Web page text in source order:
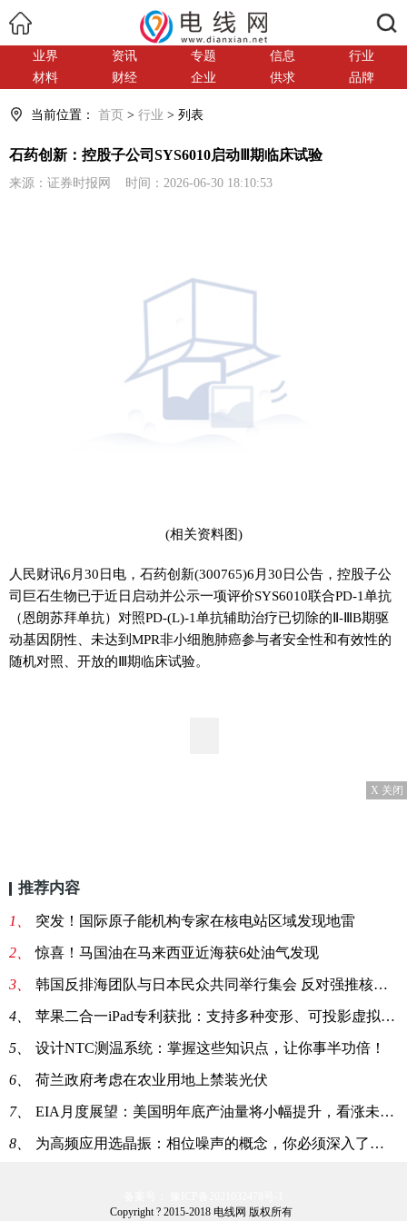
业界 资讯 专题 信息
行业
材料
财经 企业 供求 品牌
当前位置： 首页 > 行业 > 列表
石药创新：控股子公司SYS6010启动Ⅲ期临床试验
来源：证券时报网 时间：2026-06-30 18:10:53
(相关资料图)
人民财讯6月30日电，石药创新(300765)6月30日公告，控股子公
司巨石生物已于近日启动并公示一项评价SYS6010联合PD-1单抗
（恩朗苏拜单抗）对照PD-(L)-1单抗辅助治疗已切除的Ⅱ-ⅢB期驱
动基因阴性、未达到MPR非小细胞肺癌参与者安全性和有效性的
随机对照、开放的Ⅲ期临床试验。
X 关闭
推荐内容
1、 突发！国际原子能机构专家在核电站区域发现地雷
2、 惊喜！马国油在马来西亚近海获6处油气发现
3、 韩国反排海团队与日本民众共同举行集会 反对强推核污染水排海
4、 苹果二合一iPad专利获批：支持多种变形、可投影虚拟键盘
5、 设计NTC测温系统：掌握这些知识点，让你事半功倍！
6、 荷兰政府考虑在农业用地上禁装光伏
7、 EIA月度展望：美国明年底产油量将小幅提升，看涨未来油价
8、 为高频应用选晶振：相位噪声的概念，你必须深入了解一下！
Copyright ? 2015-2018 电线网 版权所有